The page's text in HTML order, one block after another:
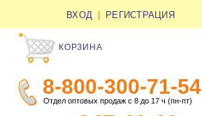
ВХОД РЕГИСТРАЦИЯ
КОРЗИНА
8-800-300-71-54
Отдел оптовых продаж с 8 до 17 ч (пн-пт)